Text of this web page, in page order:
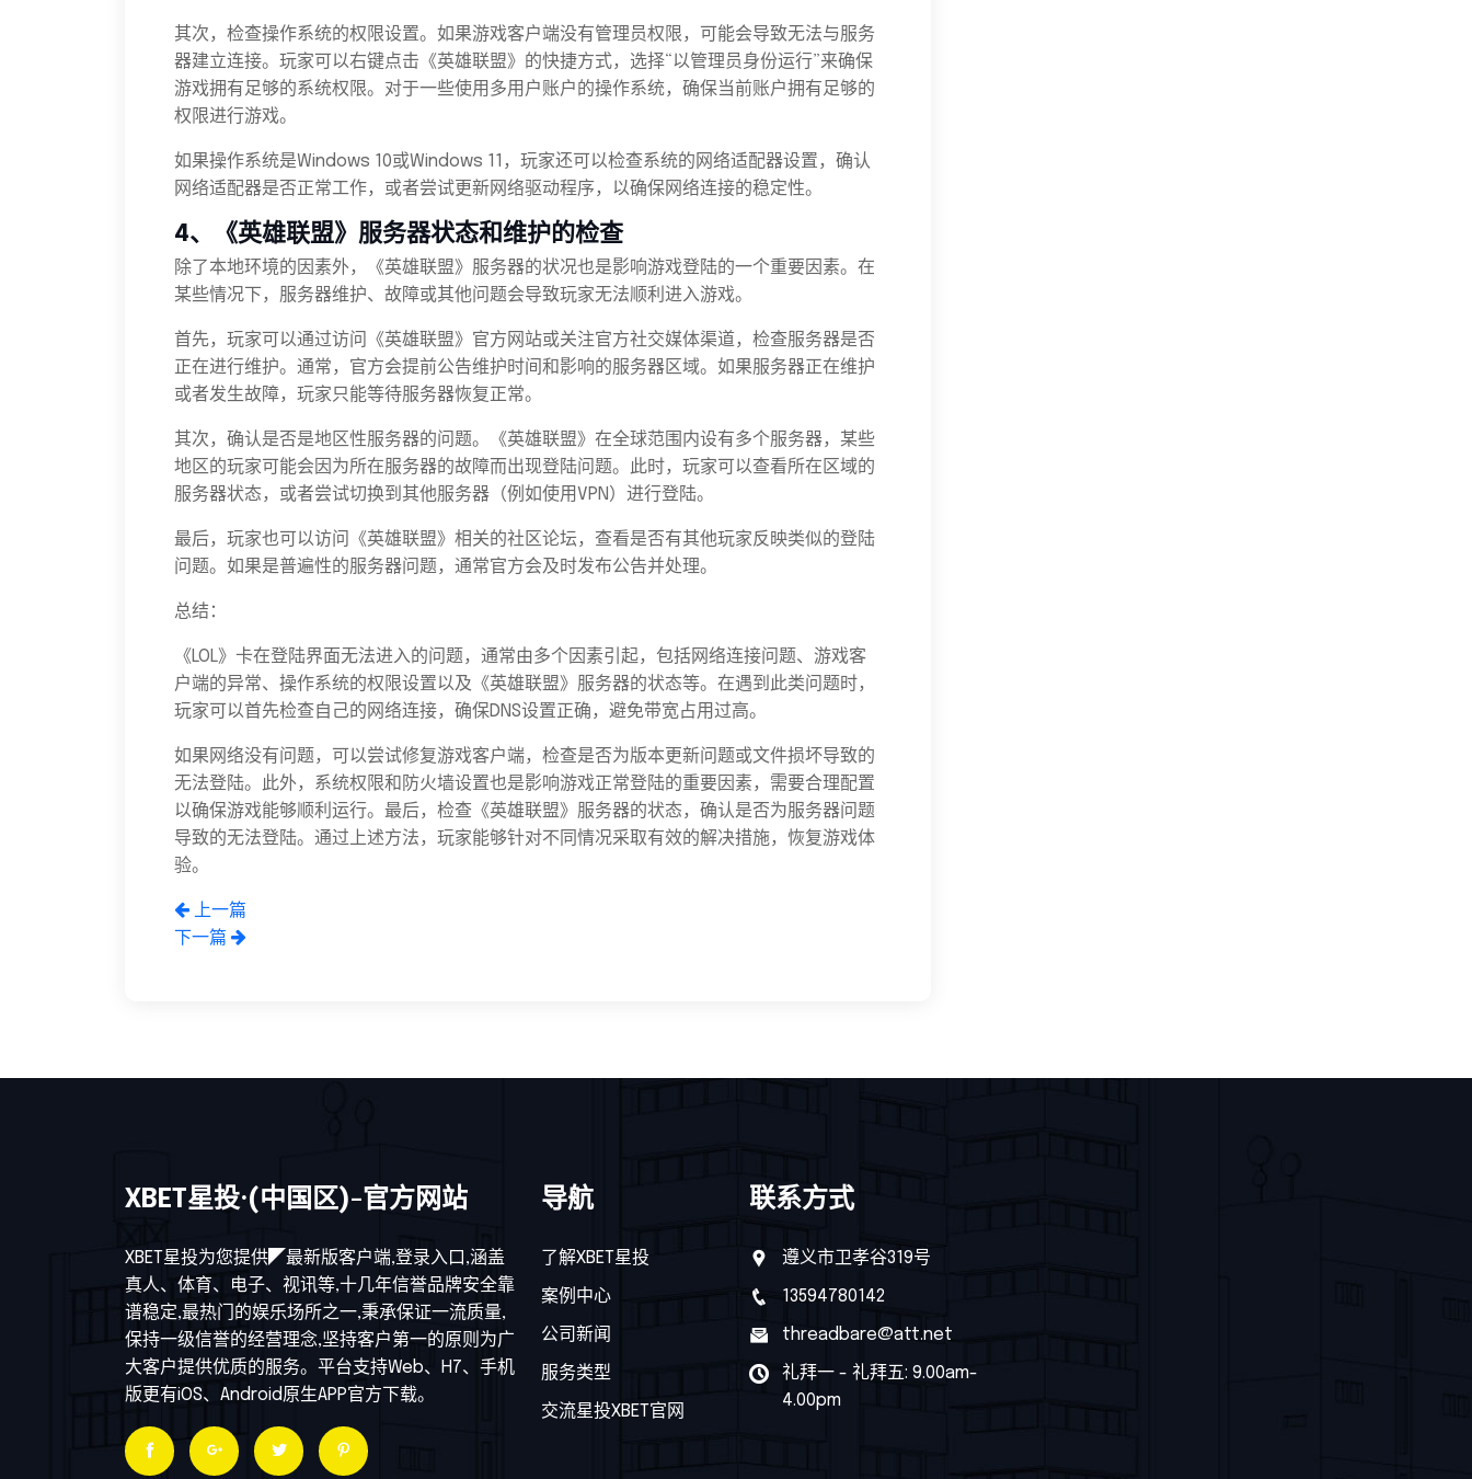
其次，检查操作系统的权限设置。如果游戏客户端没有管理员权限，可能会导致无法与服务
器建立连接。玩家可以右键点击《英雄联盟》的快捷方式，选择“以管理员身份运行”来确保
游戏拥有足够的系统权限。对于一些使用多用户账户的操作系统，确保当前账户拥有足够的
权限进行游戏。
如果操作系统是Windows 10或Windows 11，玩家还可以检查系统的网络适配器设置，确认
网络适配器是否正常工作，或者尝试更新网络驱动程序，以确保网络连接的稳定性。
4、《英雄联盟》服务器状态和维护的检查
除了本地环境的因素外，《英雄联盟》服务器的状况也是影响游戏登陆的一个重要因素。在
某些情况下，服务器维护、故障或其他问题会导致玩家无法顺利进入游戏。
首先，玩家可以通过访问《英雄联盟》官方网站或关注官方社交媒体渠道，检查服务器是否
正在进行维护。通常，官方会提前公告维护时间和影响的服务器区域。如果服务器正在维护
或者发生故障，玩家只能等待服务器恢复正常。
其次，确认是否是地区性服务器的问题。《英雄联盟》在全球范围内设有多个服务器，某些
地区的玩家可能会因为所在服务器的故障而出现登陆问题。此时，玩家可以查看所在区域的
服务器状态，或者尝试切换到其他服务器（例如使用VPN）进行登陆。
最后，玩家也可以访问《英雄联盟》相关的社区论坛，查看是否有其他玩家反映类似的登陆
问题。如果是普遍性的服务器问题，通常官方会及时发布公告并处理。
总结：
《LOL》卡在登陆界面无法进入的问题，通常由多个因素引起，包括网络连接问题、游戏客
户端的异常、操作系统的权限设置以及《英雄联盟》服务器的状态等。在遇到此类问题时，
玩家可以首先检查自己的网络连接，确保DNS设置正确，避免带宽占用过高。
如果网络没有问题，可以尝试修复游戏客户端，检查是否为版本更新问题或文件损坏导致的
无法登陆。此外，系统权限和防火墙设置也是影响游戏正常登陆的重要因素，需要合理配置
以确保游戏能够顺利运行。最后，检查《英雄联盟》服务器的状态，确认是否为服务器问题
导致的无法登陆。通过上述方法，玩家能够针对不同情况采取有效的解决措施，恢复游戏体
验。
上一篇
下一篇
XBET星投·(中国区)-官方网站
XBET星投为您提供◤最新版客户端,登录入口,涵盖
真人、体育、电子、视讯等,十几年信誉品牌安全靠
谱稳定,最热门的娱乐场所之一,秉承保证一流质量,
保持一级信誉的经营理念,坚持客户第一的原则为广
大客户提供优质的服务。平台支持Web、H7、手机
版更有iOS、Android原生APP官方下载。
导航
了解XBET星投
案例中心
公司新闻
服务类型
交流星投XBET官网
联系方式
遵义市卫孝谷319号
13594780142
threadbare@att.net
礼拜一 - 礼拜五: 9.00am-
4.00pm